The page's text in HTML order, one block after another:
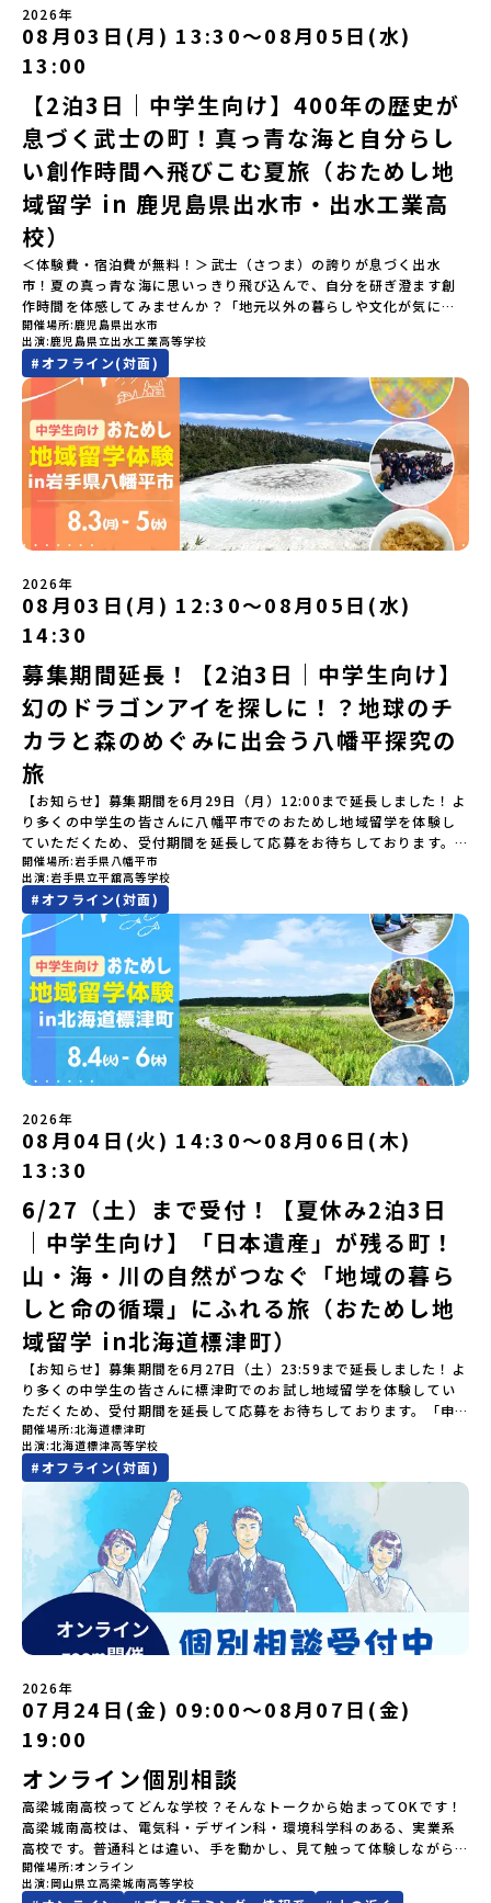
ら抽選の上、締め切り日から1週間を目途に、お申し込み時に記入い
ただいたメールアドレス宛に「当選／落選メール」をお送りいたし
ます。当選者は、メールに記載された「当選確認フォーム」に３日
以内に回答いただき、確認フォームの提出をもって参加確定とさせ
ていただきます。当選確認フォームの期日までにご回答いただけな
い場合は、当選を取り消しとさせていただきます。当選取り消しが
あった場合は、繰り上げ当選者へご連絡させていただきます。登録
メールアドレスの変更をご希望の場合は下記の地域みらい留学公式
LINEよりご連絡をお願いします。※受信制限設定をしていると、通
知メールをお受け取りいただけません。その場合は、
「@miratabi.jp」からのメールを受信できるよう設定をお願いいた
します。※結果に関する個別のお問合せにはお答えしておりません
ので、ご了承ください。・お申し込みについてお申込はお一人様1回
限りです。PC・スマートフォンからお申込ください。申込後の内容
変更はできません。お申込時は、メールアドレスの入力間違いにご
注意ください。・宿泊について１室に複数(同性2～4名程度)で宿泊
いただく予定です。・食事アレルギー対応について個別の詳細なア
レルギー対応希望にはお応えしかねる場合がございます。対応が必
要な場合は必ず事前にご相談ください。・参加取消や急遽参加でき
なくなった場合について参加決定後の参加お取り消しはご遠慮下さ
い。やむを得ないお取り消しの場合はお早めに事務局までご連絡く
ださい。・キャンセルポリシーやむを得ない参加お取り消しの場
合、以下のルールに沿って対応させていただきます。ご了承くださ
い。プログラム開催日の前日＜7月3日＞から、【キャンセルのご連
絡日：お支払いいただく旅行代金】・21日目にあたる日以前：無
料・20日目-8日目：20％・7日目-2日目：30％・プログラム開始日
加またはプログラム開始後の解除：100％・催行中止について天候な
どの状況等によって開催を見合わせる可能性があります。その場合
は原則、開催日1週間前までにご連絡いたします。又、最少催行人数
に達しなかった場合は、開催日3週間前までに催行中止の旨をメール
にてご連絡いたします。・よくあるご質問その他、よくあるご質問
についてはこちらをご確認ください。運営団体について＜プログラ
ム主催：一般財団法人地域・教育魅力化プラットフォーム＞「意志
ある若者にあふれる持続可能な地域・社会をつくる」というビジョ
ンを掲げ、2017年3月に島根県に設立した教育事業団体です。日本
全国約200の高校と連携しながら、中学卒業後に地域の枠を越えて生
徒一人ひとりの夢や価値観に合った地域・学校で1〜3年間過ごすこ
とができるシステム「地域みらい留学」をはじめとした、教育事業
や地域活性モデルをつくり続けています。名 称：一般財団法人地
域・教育魅力化プラットフォーム設 立：2017年3月代表者：岩本
悠所在地：〒690-0842 島根県松江市東本町二丁目25-6 みらい
BASE2階 その他所在地公式HP：http://c-platform.or.jp/お問い
合わせ先担当：小川・小原E-mail：info@miratabi.jp「おためし
地域留学体験」のプログラム開催情報を公式LINEにて配信中！ぜひ
ご登録ください♪地域みらい留学公式LINE
「みんなでBBQディナー」 -さらに仲間や地元の高校生、町の大人
たちと交流＜3日目＞（AM）「アイヌが愛した森を散策するフィー
ルドワーク」「3日間の振り返りワーク」 -みんなで振り返り対話
「ランチ/お土産タイム」（PM） 13：30頃プログラム終了-新千歳
空港には15：00頃に到着予定です。※天候の状況や参加人数によっ
てプログラムを変更する場合がございます。参加概要【開催場所】
北海道平取町（びらとりちょう）【実施日程】7月18日(土)～7月20
日(月祝)※参加が確定した方には6月3日(水) 18：30～20：00に
「参加者向け事前オンライン研修」をご案内する予定です。必ず参
加をお願いします。【集合場所・時間】7月18日(土) 12：00 新千歳
空港※12：00までに新千歳空港に到着する便で手配ください。【解
散場所・時間】7月20日(祝月) 15：00頃 新千歳空港※16：00以降
に新千歳空港を出発する便で手配ください。【対象】中学2年生、中
学3年生【宿泊先】ゲストハウス ヤント※ドミトリータイプの2段ベ
ッド（1室2～4名）で宿泊いただく予定です。【旅行代金】無料※旅
行代金に含まれる費用のうち、以下の内容が無料となります・宿泊
費（2泊分）・プログラム内のアクティビティ・体験費用・一部の食
事代※以下の費用は参加者のご負担となります・集合場所までの往
復交通費・お土産代や自由時間の個人飲食費などの個人的費用【募
集人数】最大10名（お申し込み多数の場合は抽選の上決定）【参加
者決定】お申し込み多数の場合は、締め切り後1週間を目途に当落結
果をご連絡いたします。【申し込み受付締切】4月30日(木)12：00
から 5月14日(木) 12：00まで疑問も不安もワクワクに変える！「お
ためし地域留学」ステップアップ説明会プログラムの内容を詳しく
知りたい方や、お申し込みを迷われている方向けにZoomでのオン
ライン配信を行います。知りたい情報のレベルに合わせて、以下の2
つのステップをご活用ください。【STEP 1】全体オンライン説明会
（アーカイブ動画を公開中！）〜まずは「おためし地域留学」を知
りたい方へ〜日本全国20以上の地域から選んで参加できる「おため
し地域留学」の魅力を凝縮したアーカイブ動画をご覧いただけま
す。初めての一人旅への不安や、事務局のサポート体制、安全面に
る]YouTube：https://youtu.be/Yt8nd04aNgA?
si=e5erbspvwz5O8_uF【STEP 2】平取町プログラム説明会〜
「平取町」の内容を具体的に深掘りしたい方へ〜全体説明を聞いた
うえで、「平取町では具体的に何をするの？」「どんな町なの？」
という疑問にお答えする説明会です。平取町ならではの豊かな文化
や、2泊3日のプログラムの中身をたっぷりとお伝えします。日
時： 5月7日(木) 19：00〜19：40内 容： 平取町ってどんなとこ
ろ？、プログラム詳細解説、質疑応答お申し込み：https://c-
mirai.jp/events/002112どちらの説明会でも、お気軽にどうぞ！
「はじめての一人旅だけど大丈夫？」「どんな体験ができるの？」
そんな保護者様の不安や、中学生のみなさんの素朴な疑問にスタッ
フが直接お答えします。チャットでの質問も可能ですので、ぜひご
自宅からリラックスしてご参加ください。▼お申し込み前に必ずご
確認ください・参加規約への同意プログラムへの参加申し込みいた
だく前に、「お申し込みに関する各規約」への同意が必須となりま
す。ご確認ください。・抽選による参加者決定についてお申込みい
ただいた方の中から抽選の上、締め切り日から1週間を目途に、お申
し込み時に記入いただいたメールアドレス宛に「当選／落選メー
ル」をお送りいたします。当選者は、メールに記載された「当選確
認フォーム」に３日以内に回答いただき、確認フォームの提出をも
にご回答いただけない場合は、当選を取り消しとさせていただきま
す。当選取り消しがあった場合は、繰り上げ当選者へご連絡させて
いただきます。登録メールアドレスの変更をご希望の場合は下記の
地域みらい留学公式LINEよりご連絡をお願いします。※受信制限設
定をしていると、通知メールをお受け取りいただけません。その場
合は、「@miratabi.jp」からのメールを受信できるよう設定をお願
いいたします。※結果に関する個別のお問合せにはお答えしており
ませんので、ご了承ください。・お申し込みについてお申込はお一
人様1回限りです。PC・スマートフォンからお申込ください。申込
後の内容変更はできません。お申込時は、メールアドレスの入力間
違いにご注意ください。・宿泊について１室に複数(同性2～4名程
度)で宿泊いただく予定です。・食事アレルギー対応について個別の
詳細なアレルギー対応希望にはお応えしかねる場合がございます。
対応が必要な場合は必ず事前にご相談ください。・参加取消や急遽
参加できなくなった場合について参加決定後の参加お取り消しはご
遠慮下さい。やむを得ないお取り消しの場合はお早めに事務局まで
ご連絡ください。・キャンセルポリシーやむを得ない参加お取り消
しの場合、以下のルールに沿って対応させていただきます。ご了承
ください。プログラム開催日の前日＜7月17日＞から、【キャンセル
のご連絡日：お支払いいただく旅行代金】・21日目にあたる日以
前：無料・20日目-8日目：20％・7日目-2日目：30％・プログラム
開始日の前日：40％・プログラム開始日当日：50％・ご連絡無しで
の不参加またはプログラム開始後の解除：100％・催行中止について
天候などの状況等によって開催を見合わせる可能性があります。そ
の場合は原則、開催日1週間前までにご連絡いたします。又、最少催
行人数に達しなかった場合は、開催日3週間前までに催行中止の旨を
メールにてご連絡いたします。・よくあるご質問その他、よくある
ご質問についてはこちらをご確認ください。運営団体について＜プ
ログラム主催：一般財団法人地域・教育魅力化プラットフォーム＞
「意志ある若者にあふれる持続可能な地域・社会をつくる」という
ビジョンを掲げ、2017年3月に島根県に設立した教育事業団体で
越えて生徒一人ひとりの夢や価値観に合った地域・学校で1〜3年間
過ごすことができるシステム「地域みらい留学」をはじめとした、
教育事業や地域活性モデルをつくり続けています。名 称：一般財
団法人地域・教育魅力化プラットフォーム設 立：2017年3月代表
者：岩本 悠所在地：〒690-0842 島根県松江市東本町二丁目25-6
みらいBASE2階 その他所在地公式HP：http://c-platform.or.jp/
です。どんな困難な状況にも真っ向から立ち向かい、未知の領域へ
夢を追って挑戦し続ける姿勢や、手つかずの大自然の中で一攫千金
の夢を抱いて熱中した「砂金掘り」、自らの手で広大な大地を切り
拓いてきた農業や漁業の歴史など、夢を追う人々が集まる他の町に
はない風土が存在します。大樹町では、このフロンティアスピリッ
ツが現在、「北海道の小さな町から宇宙を目指す」という新たな夢
へと繋がっています。 「宇宙版シリコンバレー」の実現を目指し、
国内外の宇宙関連企業が集まる宇宙港「北海道スペースポート」の
整備が進められています。 この未来への挑戦の精神は、民間企業に
よる日本初のロケット打ち上げ成功という形で実を結び、世界有数
のロケット発射場の適地として全国・アジア各国からも大きな注目
を集めています 今回は、そんな大樹町の過去から未来へ繋がるフロ
ンティアスピリッツに触れるアクティビティへ出発！農業からロケ
ットまで本物の現場を体感し、他では味わえない体験を五感をフル
につかって楽しむことができます🎵大樹高校は、農業から宇宙まで
「町のぜんぶが教科書」！大樹高校の学びは、ただ教室の机に座っ
ているだけではありません！農業や漁業から、最先端の宇宙科学ま
で「町のぜんぶが教科書」 です。先輩たちは「地域探究」の授業
や、放課後の「地域探究サークル」を通して、学校の外へどんどん
飛び出し町の人たちと一緒にリアルな課題解決にチャレンジしてい
ます。そんな先輩たちとの交流がきっと「未来の自分」のヒントが
見つかるはず！ あたたかい町の人たちや先輩たちとの出会いが待っ
ている北海道大樹町へ、あなたの世界をグッと広げる特別な旅に出
発しませんか？ 体験のおすすめポイント体験プログラム内容（予
定）＜１日目＞（PM）「オリエンテーション・自己紹介ワーク」
「大樹町の自然を満喫」 -先人の知恵と夢を体験「砂金堀」 -川
樹高校見学・寮見学」 -大樹高校の特徴を知る学校体験 -高校生
との対話「大樹町の魅力を体験①」 -大樹町ならではのランチ＆ス
イーツ（PM）「大樹町の魅力を体験②」 -大樹町宇宙交流センタ
ーSORA見学 -モデルロケットを飛ばしてみよう！「みんなで
BBQ」 -さらに仲間や地元の高校生、町の大人たちと交流＜3日目
＞（AM）「3日間の振り返りワーク」 -みんなで振り返り対話「牧
場の舞台裏。フィールドワーク」 -牧場見学・搾乳体験・動物と触
れ合おう「ランチ/お土産タイム」（PM） 14：00頃プログラム終
了-とかち帯広空港には15：00頃に到着予定です。※天候の状況や参
加人数によってプログラムを変更する場合がございます。参加概要
【開催場所】北海道大樹町（たいきちょう）【実施日程】7月28日
(火)〜 7月30日(木)※参加が確定した方には6月19日(金) 18：30～
20：00に「参加者向け事前オンライン研修」をご案内する予定で
す。必ず参加をお願いします。【集合場所・時間】7月28日(火)
13：00 とかち帯広空港※13：00までにとかち帯広空港に到着する
便で手配ください。【解散場所・時間】7月30日(木) 15：00頃 とか
ち帯広空港※16：00以降にとかち帯広空港を出発する便で手配くだ
さい。【対象】中学2年生、中学3年生【宿泊先】大樹町ワーキング
ステイ住宅※1室に複数(同性2～4名程度)で宿泊いただく予定です。
【旅行代金】無料※旅行代金に含まれる費用のうち、以下の内容が
無料となります：・宿泊費（2泊分）・プログラム内のアクティビテ
ィ・体験費用・一部の食事代*以下の費用は参加者のご負担となりま
す・集合場所までの往復交通費・お土産代や自由時間の個人飲食費
などの個人的費用【募集人数】最大10名（お申し込み多数の場合は
抽選の上決定）【参加者決定】お申し込み多数の場合は、締め切り
間】申込期間が延長になりました！5月7日(木)12：00 から 6月4日
(木) 12：00まで疑問も不安もワクワクに変える！「おためし地域留
学」ステップアップ説明会プログラムの内容を詳しく知りたい方
や、お申し込みを迷われている方向けにZoomでのオンライン配信
を行います。知りたい情報のレベルに合わせて、以下の2つのステッ
プをご活用ください。【STEP 1】全体オンライン説明会（アーカイ
ブ動画を公開中！）〜まずは「おためし地域留学」を知りたい方
へ〜日本全国20以上の地域から選んで参加できる「おためし地域留
学」の全体像や魅力について、説明会を開催しました。中学生一人
での参加にあたり、保護者様が特に気になる「安全面」や「事務局
のサポート体制」についても詳しく解説しています。ぜひ、ご自宅
からお気軽にご視聴ください。🎬 [アーカイブ動画を視聴す
る]YouTube：https://youtu.be/Yt8nd04aNgA?
si=e5erbspvwz5O8_uF 【STEP 2】大樹町プログラム説明会〜
「大樹町」の内容を具体的に深掘りしたい方へ〜全体説明を聞いた
うえで、「大樹町では具体的に何をするの？」「どんな町なの？」
という疑問にお答えする説明会です。大樹町ならではの豊かな文化
や、2泊3日のプログラムの中身をたっぷりとお伝えします。日
時： 5月13日(水) 19：00〜19：40内 容： 大樹町ってどんなとこ
ろ？プログラム詳細解説、質疑応答お申し込み：https://c-
mirai.jp/events/002112お気軽にどうぞ！「はじめての一人旅だ
けど大丈夫？」「どんな体験ができるの？」そんな保護者様の不安
や、中学生のみなさんの素朴な疑問にスタッフが直接お答えしま
す。チャットでの質問も可能ですので、ぜひご自宅からリラックス
してご参加ください。▼お申し込み前に必ずご確認ください・参加
規約への同意プログラムへの参加申し込みいただく前に、「お申し
い。・抽選による参加者決定についてお申込みいただいた方の中か
ら抽選の上、締め切り日から1週間を目途に、お申し込み時に記入い
ただいたメールアドレス宛に「当選／落選メール」をお送りいたし
ます。当選者は、メールに記載された「当選確認フォーム」に３日
以内に回答いただき、確認フォームの提出をもって参加確定とさせ
ていただきます。当選確認フォームの期日までにご回答いただけな
い場合は、当選を取り消しとさせていただきます。当選取り消しが
あった場合は、繰り上げ当選者へご連絡させていただきます。登録
メールアドレスの変更をご希望の場合は下記の地域みらい留学公式
LINEよりご連絡をお願いします。※受信制限設定をしていると、通
知メールをお受け取りいただけません。その場合は、
2026年
08月03日(月) 13:30〜08月05日(水)
13:00
【2泊3日｜中学生向け】400年の歴史が
息づく武士の町！真っ青な海と自分らし
い創作時間へ飛びこむ夏旅（おためし地
域留学 in 鹿児島県出水市・出水工業高
校）
＜体験費・宿泊費が無料！＞武士（さつま）の誇りが息づく出水
市！夏の真っ青な海に思いっきり飛び込んで、自分を研ぎ澄ます創
作時間を体感してみませんか？「地元以外の暮らしや文化が気にな
る。いつか留学してみたい！」「自分の進学や将来の可能性をもっ
とひらきたい！」「ものづくりや工業高校に興味がある！」そんな
中学生のみなさんにおすすめ！「おためし地域留学」は、日本全国
約200の高校と連携し、地域の枠を超えて学校生活を送る「地域みら
い留学」をプチ体験できるプログラムです。はじめてのひとり旅で
も安心！現地でもスタッフがしっかりとサポートいたします。今回
のフィールドは「鹿児島県 出水市（いずみし）出水工業高校」出水
市（いずみし）は、鹿児島県の玄関口にあるまち。ここでしか見ら
れない景色と、地元の人たちがずっと大切にしてきたものがありま
す。400年前から続く「武士の道」を歩く昔、武士たちがまちを守る
ために築いた「出水麓（いずみふもと）武家屋敷群」。今も残る約
150軒のお屋敷のほとんどに、今も人が住んでいます。400年前の武
士が歩いた道を、自分の足で歩く。まるで、まち全体がタイムカプ
セル。真っ青な海へダイブ！目の前に広がる八代海（やつしろか
い）は穏やかなリアス式海岸。海に沈む夕日は一生に一度は見てお
きたい景色です。出水工業高校は、「建築科」と「機械電気科」の2
つの学科。金属加工、電気工作、建物のデザインにチャレンジでき
る環境。「高校生ものづくりコンテスト」の木材加工部門で九州大
会2位に輝くなど、先輩たちの実力はホンモノ！この旅では自分の手
でモノをつくる時間を体験。金属を削ったり、電気を組んだり、木
で形をつくったり。プロの機械にさわれる高校で&quot;自分の手
&quot;でモノづくりにチャレンジ。夜には自分だけの「竹灯籠（た
けとうろう）」を作って灯りをともします。真っ青な海に思いっき
りダイブしたり、全国から集まった仲間や地元の高校生、地域の方
たちとワイワイBBQや夕ごはんづくりは一生の思い出になるはず！
ちょっとドキドキするけど、楽しい！に出会う3日間。熱気あふれる
出水市の冒険に飛び込んでみませんか？体験のおすすめポイント体
験プログラム内容（予定）＜1日目＞（PM）「オリエンテーショ
ン・自己紹介ワーク」「みんなで海遊び！」 -心をほぐして、出水
に飛び込む！海を満喫しよう！「みんなで夕食」「1日目の振り返り
会」＜2日目＞（AM）「出水工業高校のオープンスクールに参
加」 -高校見学 -授業体験（PM）「学校のことを深く知る・もの
づくりにチャレンジ！」 -各学科を実際に体験する -ものづくり
にチャレンジ -竹灯籠づくりを創って灯りをともす「みんなで
BBQ」「2日目の振り返り会」＜3日目＞（AM）「3日間の振り返り
ワーク」 -みんなで振り返り対話（PM） 13:00頃 解散（出水駅）
※天候の状況や参加人数によってプログラムを変更する場合がござ
（月）〜 8月5日（水）※参加が確定した方には7月7日(火) 18:30-
20:00に「参加者向け事前オンライン会」をご案内する予定です。必
ず参加をお願いします。【集合場所・時間】出水駅 8月3日(月)
13:30 集合【解散場所・時間】出水駅 8月5日(水) 12:00 解散【対
象】中学生2～3年生【宿泊先】現在調整中※1室に複数名(同性)で宿
泊いただく予定です。【旅行代金】無料※旅行代金に含まれる費用
のうち、以下の内容が無料となります：・宿泊費（2泊分）・プログ
ラム内のアクティビティ・体験費用・一部の食事代*以下の費用は参
加者のご負担となります・集合場所までの往復交通費・お土産代や
自由時間の個人飲食費などの個人的費用【募集人数】最大10名（お
申し込み多数の場合は抽選の上決定）【参加者決定】お申し込み多
数の場合は、締め切り後1週間を目途に当落結果をご連絡いたしま
す。【申し込み受付期間】6月1日(月)12：00 から 6月15日(月)
12：00まで疑問も不安もワクワクに変える！「おためし地域留学」
ステップアップ説明会プログラムの内容を詳しく知りたい方や、お
申し込みを迷われている方向けにZoomでのオンライン配信を行い
ます。知りたい情報のレベルに合わせて、以下の2つのステップをご
活用ください。【STEP 1】全体オンライン説明会（アーカイブ動画
を公開中！）〜まずは「おためし地域留学」を知りたい方へ〜日本
全国20以上の地域から選んで参加できる「おためし地域留学」の全
体像や魅力について、説明会を開催しました。中学生一人での参加
にあたり、保護者様が特に気になる「安全面」や「事務局のサポー
ト体制」についても詳しく解説しています。ぜひ、ご自宅からお気
軽にご視聴ください。🎬 [アーカイブ動画を視聴する]YouTube：
https://youtu.be/Yt8nd04aNgA?si=e5erbspvwz5O8_uF
【STEP 2】出水市・出水工業高校プログラム説明会〜「出水市・出
水工業高校」の内容を具体的に深掘りしたい方へ〜全体説明を聞い
たうえで、「出水市では具体的に何をするの？」「どんな町な
の？」という疑問にお答えする説明会です。出水市ならではの豊か
な文化や、2泊3日のプログラムの中身をたっぷりとお伝えします。
日 時： 6月9日日(水)19:00-19:45内 容： 出水市ってどんなとこ
mirai.jp/events/091247お気軽にどうぞ！「はじめての一人旅だ
けど大丈夫？」「どんな体験ができるの？」そんな保護者様の不安
や、中学生のみなさんの素朴な疑問にスタッフが直接お答えしま
す。チャットでの質問も可能ですので、ぜひご自宅からリラックス
してご参加ください。▼お申し込み前に必ずご確認ください・参加
規約への同意プログラムへの参加申し込みいただく前に、「お申し
開催場所 鹿児島県出水市
出演 鹿児島県立出水工業高等学校
#オフライン(対面)
2026年
08月03日(月) 12:30〜08月05日(水)
14:30
募集期間延長！【2泊3日｜中学生向け】
幻のドラゴンアイを探しに！？地球のチ
カラと森のめぐみに出会う八幡平探究の
旅
【お知らせ】募集期間を6月29日（月）12:00まで延長しました！よ
り多くの中学生の皆さんに八幡平市でのおためし地域留学を体験し
ていただくため、受付期間を延長して応募をお待ちしております。
「申し込みのタイミングを逃してしまった」という方も、この機会
にぜひ一歩踏み出してみませんか？※都合により締め切りを早める
場合がございます。お早目にご応募ください！＜体験費・宿泊費が
無料＞緑があふれる大自然の町へ！世界でここでしかできない「自
然×アートの融合体験」や「自然クラフト」を楽しんでみません
か？「大自然や文化体験が好き！興味がある！」「その地域にしか
ない郷土料理を味わってみたい！」「地元以外の暮らしや文化が気
になる。いつか留学してみたい！」そんな中学生のみなさんにおす
すめ！「おためし地域留学体験」は、日本全国約200の高校と連携し
ながら地域の枠を超えて学校生活を送ることができる「地域みらい
留学」をプチ体験できるプログラムです。はじめてでも安心！現地
ではスタッフがしっかりとサポートいたします。今回のフィールド
は「岩手県八幡平市（はちまんたいし）」岩手県八幡平市（はちま
んたいし）は北西部にあり、秋田県との県境にある自然豊かな町で
す。町の約83％は「森林」！標高1,000mを超える山岳地帯や高原
もあり緑が豊かな大自然を感じることができ、新緑、山菜の春、花
の夏、紅葉の秋、スキーや樹氷の冬と四季ごとに美しい景色を見る
ことのできるユニークな町です。「十和田八幡平（とわだはちまん
たい）国立公園」では登山やトレッキング、「安比高原（あっぴこ
うげん）スキー場」は日本国内最大級のスキーリゾートとして有名
で、一年中自然アクティビティを楽しむことができます！そして八
幡平市にある「松川地熱発電所」は、日本で初めて「地球のチカラ
を電気に変えた」場所！八幡平の地下からわき出す蒸気をそのまま
電気に変える「地球・自然にやさしい最先端のエネルギー」を生み
出す挑戦をしてきた町です。今回のプログラムでは、この松川地熱
発電所から吹き出す地熱蒸気を使った「アート体験」をすることが
できます。世界でここだけ！地球のチカラを使った幻想的なグラデ
ーションのアートづくりをぜひ体験してみてください！さらに八幡
平市は自然（山）の恵みを生かした料理がとても美味しい地域で
す。みなさんの地元の味とは違う「岩手の郷土料理」を味わって楽
しんでください🎵今回はこの大自然や文化が魅力的な八幡平市で、
日本全国から集まる中学生や「平舘（たいらだて）高校」の高校生
と一緒にさまざまなアクティビティを体験していただきます。他に
はないスペシャルな魅力がギュッと詰まった岩手県八幡平市で五感
を使いながら、まちの魅力を一緒に探究してみませんか？地域と一
体になり「開拓者精神」を育む！「平舘（たいらだて）高校」と
は？今回のプログラムを一緒に過ごしてくれる高校生は「平舘（た
いらだて）高校」の生徒たち。この高校の特徴は「地域と一体にな
った探究教育」と「自分で考えて動くチカラを大切にしている」こ
自身が「探究プロジェクト」を企画し取り組むユニークな高校で
す。机の上で勉強するだけではない、実践的な探究やフィールドワ
ークを楽しむことができます。今回は、そんなエネルギッシュに活
を楽しみ、高校での活動のイメージをもつことができる絶好の機
会！この地域でしか味わえない豊かな体験をぜひ楽しんでください
🎵体験のおすすめポイント体験プログラム内容（予定）＜1日目＞
（PM）「オリエンテーション」「地熱染色・発電所見学」 -八幡
平市の自然を知る -地球のチカラを使ったアートづくり「ペンショ
ンで夕食」「1日目の振り返り」「星空観察」※希望者＜2日目＞
開催場所 岩手県八幡平市
出演 岩手県立平舘高等学校
#オフライン(対面)
2026年
08月04日(火) 14:30〜08月06日(木)
13:30
6/27（土）まで受付！【夏休み2泊3日
｜中学生向け】「日本遺産」が残る町！
山・海・川の自然がつなぐ「地域の暮ら
しと命の循環」にふれる旅（おためし地
域留学 in北海道標津町）
【お知らせ】募集期間を6月27日（土）23:59まで延長しました！よ
り多くの中学生の皆さんに標津町でのお試し地域留学を体験してい
ただくため、受付期間を延長して応募をお待ちしております。「申
し込みのタイミングを逃してしまった」という方も、この機会にぜ
ひ一歩踏み出してみませんか？※都合により締め切りを早める場合
がございます。お早目にご応募ください！-------奨学金のお知らせ-
------＼返還不要・3年間最大72万／💡北海道の高校留学に【毎月2
万円】の給付型奨学金～夢に向かって一歩踏み出す、あなたの未来
を応援！～ 詳細・条件はこちらから-----------------------------
----＜体験費・宿泊費が無料！＞一万年前から続く自然と人の暮らし
が今も残る町！広大な自然と生き物とともに生きる豊かさに触れ、
まちの暮らしを一緒に体験してみませんか？「地元以外の地域の暮
らしが気になる。いつか留学してみたい！」「大自然と生き物が好
き！興味がある！」「自分の進学や将来の可能性をもっとひらきた
い！」そんな中学生のみなさんにおすすめ！「おためし地域留学体
験」は、日本全国約200の高校と連携し、地域の枠を超えて学校生活
を送る「地域みらい留学」をプチ体験できるプログラムです。はじ
めてのひとり旅でも安心！現地でもスタッフがしっかりとサポート
いたします。今回のフィールドは「北海道 標津町（しべつちょ
4,600人の町。東の水平線の奥に見えるのは北方領土の国後島（くな
しりとう）、西には世界遺産に認定されている秘境・知床半島（し
れとこはんとう）、鶴や白鳥など珍しい野鳥の宝庫である野付半島
（のつけはんとう）をながめることができ、ミルクの里の牧草地が
広がる牛の酪農（らくのう）もさかんで、海と緑と川の自然と生き
物が豊かな町です！標津町はさらに「鮭（さけ）の聖地」としても
開催場所 北海道標津町
出演 北海道標津高等学校
#オフライン(対面)
2026年
07月24日(金) 09:00〜08月07日(金)
19:00
オンライン個別相談
高梁城南高校ってどんな学校？そんなトークから始まってOKです！
高梁城南高校は、電気科・デザイン科・環境科学科のある、実業系
高校です。普通科とは違い、手を動かし、見て触って体験しながら
学べるので、座学より実習多め！自分の「好き」を目一杯楽しみな
がら、先の進路も広がるかも！？今年度から新たに「株式会社」を
開催場所 オンライン
出演 岡山県立高梁城南高等学校